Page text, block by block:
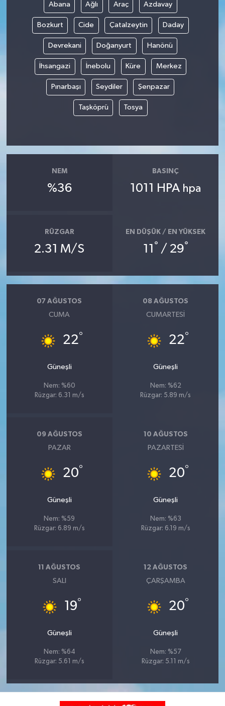
Abana Ağlı Araç Azdavay
Bozkurt Cide Çatalzeytin Daday
Devrekani Doğanyurt Hanönü
İhsangazi İnebolu Küre Merkez
Pınarbaşı Seydiler Şenpazar
Taşköprü Tosya
NEM
%36
BASINÇ
1011 HPA hpa
RÜZGAR
2.31 M/S
EN DÜŞÜK / EN YÜKSEK
11 ° / 29°
07 AĞUSTOS
CUMA
22°
Güneşli
Nem: %60
Rüzgar: 6.31 m/s
08 AĞUSTOS
CUMARTESI
22°
Güneşli
Nem: %62
Rüzgar: 5.89 m/s
09 AĞUSTOS
PAZAR
20°
Güneşli
Nem: %59
Rüzgar: 6.89 m/s
10 AĞUSTOS
PAZARTESI
20°
Güneşli
Nem: %63
Rüzgar: 6.19 m/s
11 AĞUSTOS
SALI
19°
Güneşli
Nem: %64
Rüzgar: 5.61 m/s
12 AĞUSTOS
ÇARŞAMBA
20°
Güneşli
Nem: %57
Rüzgar: 5.11 m/s